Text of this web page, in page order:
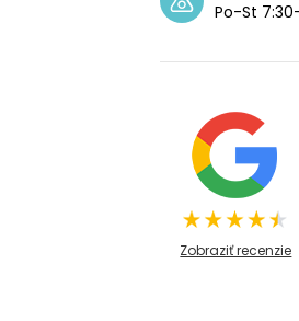
Po-St
Zobraziť recenzie